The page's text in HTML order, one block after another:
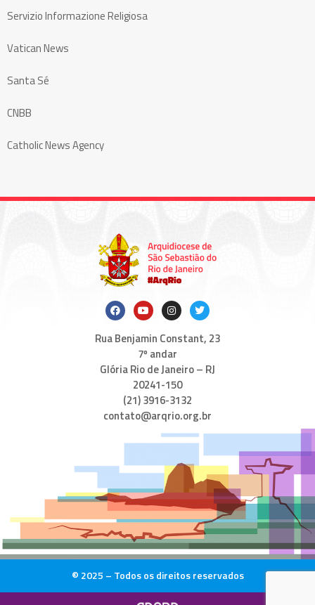
Servizio Informazione Religiosa
Vatican News
Santa Sé
CNBB
Catholic News Agency
Rua Benjamin Constant, 23
7º andar
Glória Rio de Janeiro – RJ
20241-150
(21) 3916-3132
contato@arqrio.org.br
© 2025 – Todos os direitos reservados